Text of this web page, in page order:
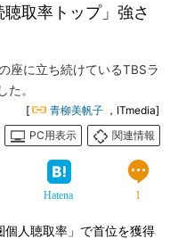
取率トップ」強さ
座に立ち続けているTBSラ
た。
[ 青柳美帆子 ，ITmedia]
PC用表示
関連情報
Hatena 1
人聴取率」で首位を獲得